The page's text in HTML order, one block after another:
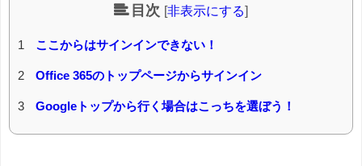
目次 [非表示にする]
1 ここからはサインインできない！
2 Office 365のトップページからサインイン
3 Googleトップから行く場合はこっちを選ぼう！